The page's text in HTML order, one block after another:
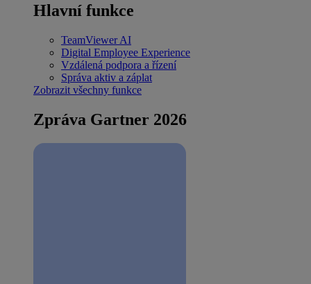
Hlavní funkce
TeamViewer AI
Digital Employee Experience
Vzdálená podpora a řízení
Správa aktiv a záplat
Zobrazit všechny funkce
Zpráva Gartner 2026